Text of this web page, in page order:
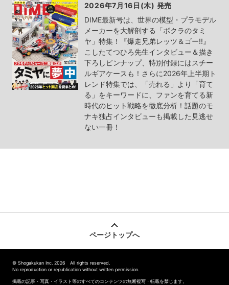
2026年7月16日(木) 発売
DIME最新号は、世界の模型・プラモデル
メーカーを大解剖する「ボクラのタミ
ヤ」特集！『爆走兄弟レッツ＆ゴー!!』
こしたてつひろ先生インタビュー＆描き
下ろしピンナップ、特別付録にはスチー
ルギアケースも！さらに2026年上半期ト
レンド特集では、「売れる」より「育て
る」をキーワードに、ファンを育てる新
時代のヒット戦略を徹底分析！話題のモ
ナキ独占インタビューも掲載した見逃せ
ない一冊！
ページトップへ
© Shogakukan Inc. 2026 All rights reserved.
No reproduction or republication without written permission.
掲載の記事・写真・イラスト等のすべてのコンテンツの無断複写・転載を禁じます。